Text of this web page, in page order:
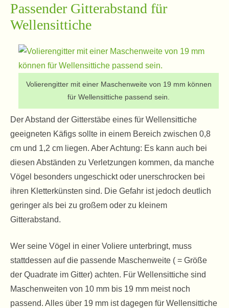
Passender Gitterabstand für
Wellensittiche
Volierengitter mit einer Maschenweite von 19 mm können
für Wellensittiche passend sein.
Der Abstand der Gitterstäbe eines für Wellensittiche
geeigneten Käfigs sollte in einem Bereich zwischen 0,8
cm und 1,2 cm liegen. Aber Achtung: Es kann auch bei
diesen Abständen zu Verletzungen kommen, da manche
Vögel besonders ungeschickt oder unerschrocken bei
ihren Kletterkünsten sind. Die Gefahr ist jedoch deutlich
geringer als bei zu großem oder zu kleinem
Gitterabstand.
Wer seine Vögel in einer Voliere unterbringt, muss
stattdessen auf die passende Maschenweite ( = Größe
der Quadrate im Gitter) achten. Für Wellensittiche sind
Maschenweiten von 10 mm bis 19 mm meist noch
passend. Alles über 19 mm ist dagegen für Wellensittiche